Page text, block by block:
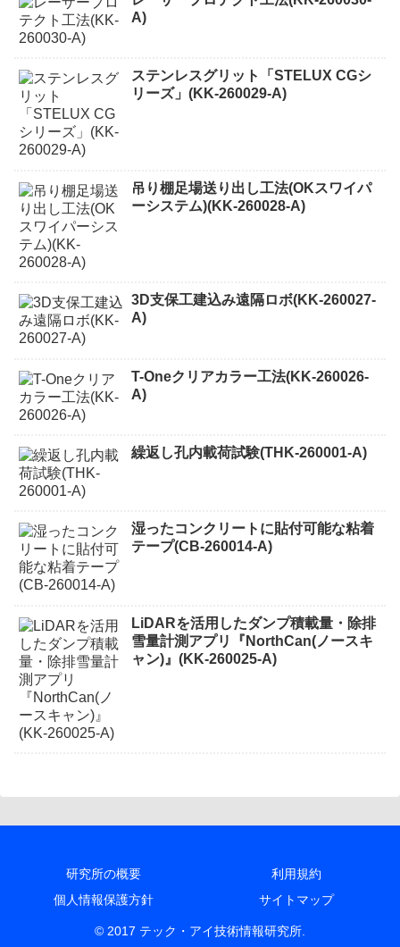
A)
ステンレスグリット「STELUX CGシ
リーズ」(KK-260029-A)
吊り棚足場送り出し工法(OKスワイパ
ーシステム)(KK-260028-A)
3D支保工建込み遠隔ロボ(KK-260027-
A)
T-Oneクリアカラー工法(KK-260026-
A)
繰返し孔内載荷試験(THK-260001-A)
湿ったコンクリートに貼付可能な粘着
テープ(CB-260014-A)
LiDARを活用したダンプ積載量・除排
雪量計測アプリ『NorthCan(ノースキ
ャン)』(KK-260025-A)
研究所の概要
利用規約
個人情報保護方針
サイトマップ
© 2017 テック・アイ技術情報研究所.